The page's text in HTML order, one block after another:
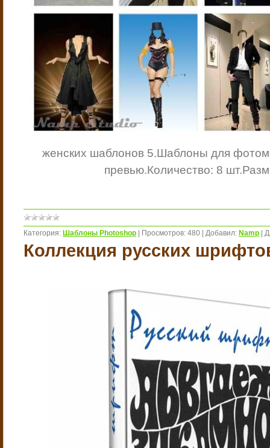
женских шаблонов 5.Шаблоны для
превью.Количество: 8 шт.
Категория: Шаблоны Photoshop Просмотров: 480 Добавил: Namp
Коллекция русских